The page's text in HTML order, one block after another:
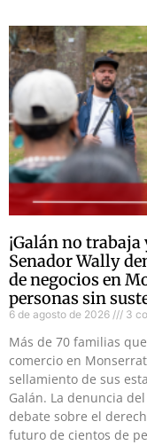
¡Galán no
Senador Wally
de negocios en
personas sin
6 de agosto de 2026 3
Más de 70 familias
comercio en
sellamiento de sus
Galán. La denuncia
debate sobre el
futuro de cientos de